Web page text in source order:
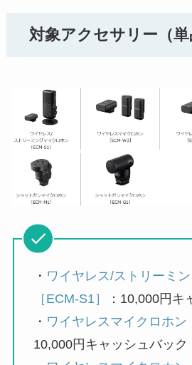
対象アクセサリー（単
・ ワイヤレス/ストリーミ
［ECM-S1］
：10,000円キ
・ ワイヤレスマイクロホン
10,000円キャッシュバック